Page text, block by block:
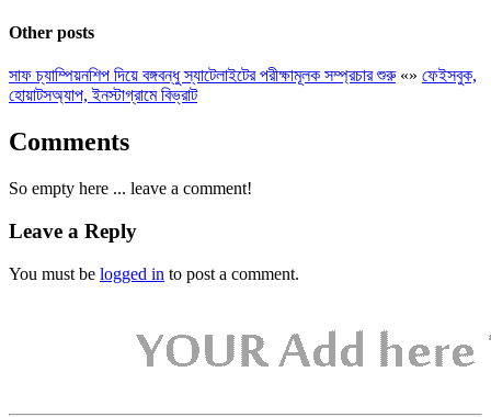
Other posts
সাফ চ্যাম্পিয়নশিপ দিয়ে বঙ্গবন্ধু স্যাটেলাইটের পরীক্ষামূলক সম্প্রচার শুরু«» ফেইসবুক,
হোয়াটসঅ্যাপ, ইনস্টাগ্রামে বিভ্রাট
Comments
So empty here ... leave a comment!
Leave a Reply
You must be logged in to post a comment.